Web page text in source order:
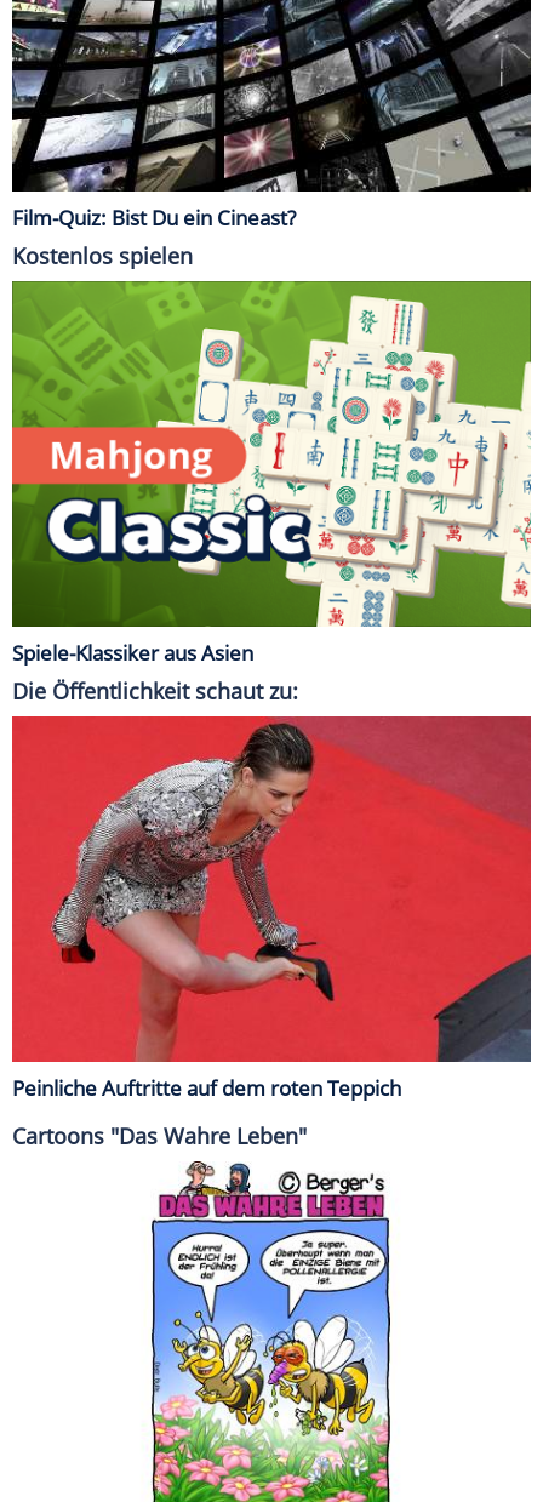
Film-Quiz: Bist Du ein Cineast?
Kostenlos spielen
Spiele-Klassiker aus Asien
Die Öffentlichkeit schaut zu:
Peinliche Auftritte auf dem roten Teppich
Cartoons "Das Wahre Leben"